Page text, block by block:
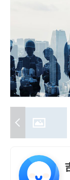
养老